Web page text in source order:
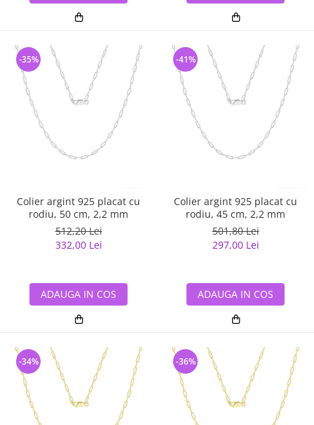
Colier argint 925 placat cu
rodiu, 50 cm, 2,2 mm
512,20 Lei
332,00 Lei
-35%
ADAUGA IN COS
Colier argint 925 placat cu
rodiu, 45 cm, 2,2 mm
501,80 Lei
297,00 Lei
-41%
ADAUGA IN COS
-34% -36%